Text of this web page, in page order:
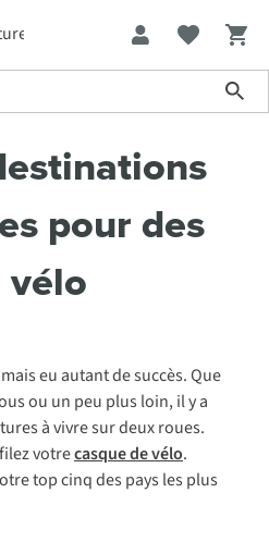
pour des
vélo
eu autant de succès. Que
ou un peu plus loin, il y a
à vivre sur deux roues.
votrecasque de vélo.
top cinq des pays les plus